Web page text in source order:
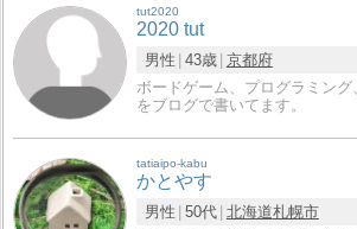
tut2020
2020 tut
男性 43歳 京都府
ボードゲーム、プログラミング
をブログで書いてます。
tatiaipo-kabu
かとやす
男性 50代 北海道札幌市